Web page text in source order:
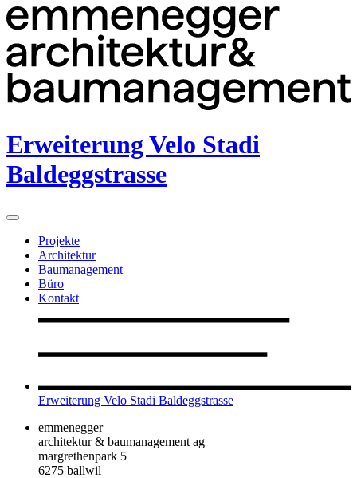
Erweiterung Velo Stadi
Baldeggstrasse
Projekte
Architektur
Baumanagement
Büro
Kontakt
Erweiterung Velo Stadi Baldeggstrasse
emmenegger
architektur & baumanagement ag
margrethenpark 5
6275 ballwil